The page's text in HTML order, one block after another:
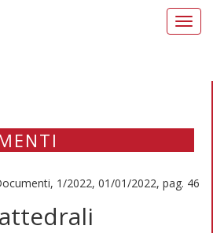
1/2022, 01/01/2022, pag. 46